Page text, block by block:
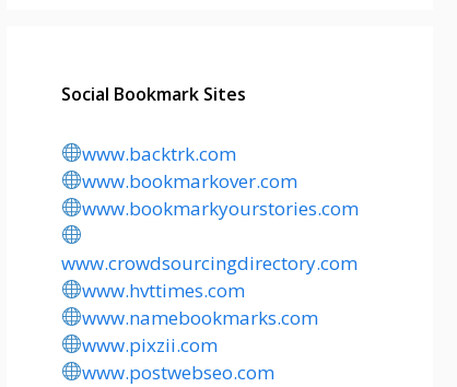
Social Bookmark Sites
www.backtrk.com
www.bookmarkover.com
www.bookmarkyourstories.com
www.crowdsourcingdirectory.com
www.hvttimes.com
www.namebookmarks.com
www.pixzii.com
www.postwebseo.com